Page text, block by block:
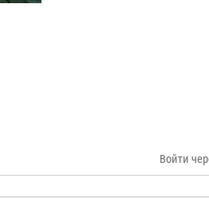
Войти